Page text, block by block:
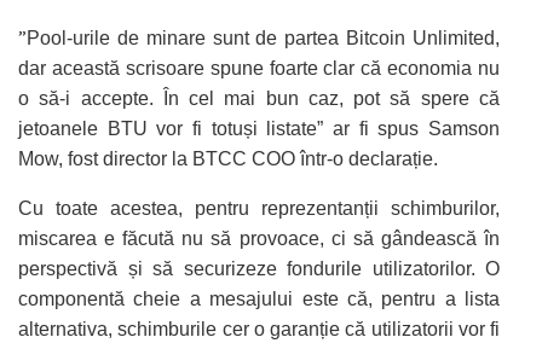
”Pool-urile de minare sunt de partea Bitcoin Unlimited,
dar această scrisoare spune foarte clar că economia nu
o să-i accepte. În cel mai bun caz, pot să spere că
jetoanele BTU vor fi totuși listate” ar fi spus Samson
Mow, fost director la BTCC COO într-o declarație.
Cu toate acestea, pentru reprezentanții schimburilor,
miscarea e făcută nu să provoace, ci să gândească în
perspectivă și să securizeze fondurile utilizatorilor. O
componentă cheie a mesajului este că, pentru a lista
alternativa, schimburile cer o garanție că utilizatorii vor fi